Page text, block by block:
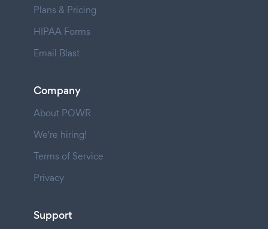
Plans & Pricing
HIPAA Forms
Email Blast
Company
About POWR
We're hiring!
Terms of Service
Privacy
Support